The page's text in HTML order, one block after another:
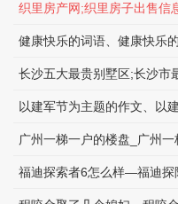
织里房产网;织里房子出售信
健康快乐的词语、健康快乐
长沙五大最贵别墅区;长沙市
广州一梯一户的楼盘_广州
福迪探索者6怎么样—福迪探